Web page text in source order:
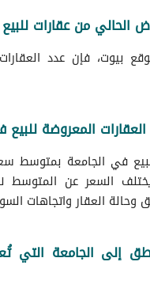
الحالي من عقارات
بيوت، فإن عدد
المعروضة
السعر عن المتوسط
وحالة العقار واتجاهات
إلى الجامعة التي